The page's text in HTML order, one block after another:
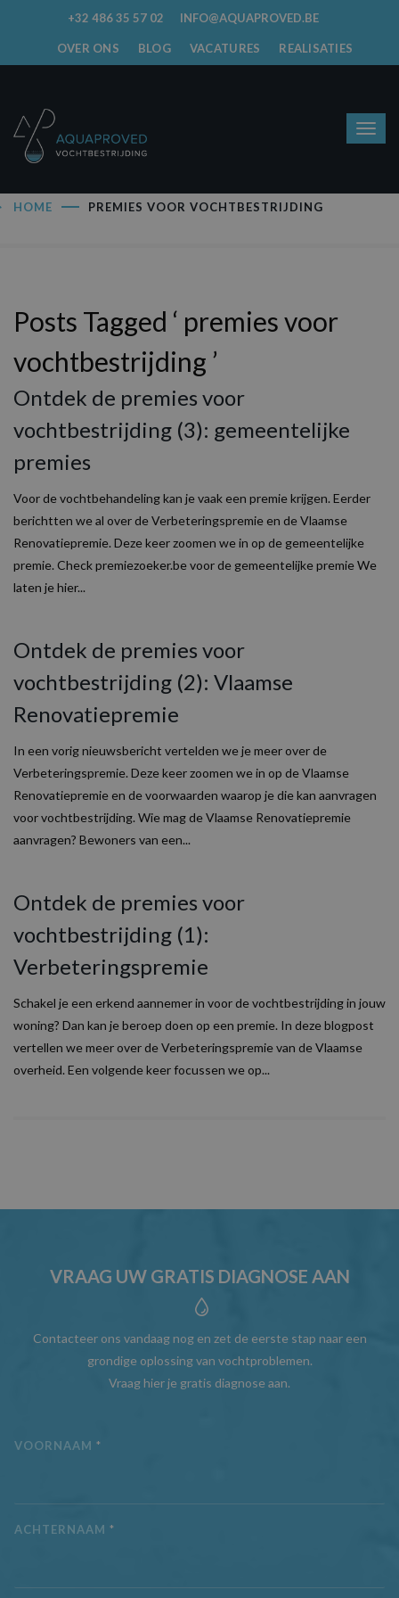
+32 486 35 57 02 INFO@AQUAPROVED.BE
OVER ONS BLOG VACATURES REALISATIES
HOME PREMIES VOOR VOCHTBESTRIJDING
Posts Tagged ‘ premies voor
vochtbestrijding ’
Ontdek de premies voor
vochtbestrijding (3): gemeentelijke
premies
Voor de vochtbehandeling kan je vaak een premie krijgen. Eerder
berichtten we al over de Verbeteringspremie en de Vlaamse
Renovatiepremie. Deze keer zoomen we in op de gemeentelijke
premie. Check premiezoeker.be voor de gemeentelijke premie We
laten je hier...
Ontdek de premies voor
vochtbestrijding (2): Vlaamse
Renovatiepremie
In een vorig nieuwsbericht vertelden we je meer over de
Verbeteringspremie. Deze keer zoomen we in op de Vlaamse
Renovatiepremie en de voorwaarden waarop je die kan aanvragen
voor vochtbestrijding. Wie mag de Vlaamse Renovatiepremie
aanvragen? Bewoners van een...
Ontdek de premies voor
vochtbestrijding (1):
Verbeteringspremie
Schakel je een erkend aannemer in voor de vochtbestrijding in jouw
woning? Dan kan je beroep doen op een premie. In deze blogpost
vertellen we meer over de Verbeteringspremie van de Vlaamse
overheid. Een volgende keer focussen we op...
VRAAG UW GRATIS DIAGNOSE AAN
Contacteer ons vandaag nog en zet de eerste stap naar een
grondige oplossing van vochtproblemen.
Vraag hier je gratis diagnose aan.
VOORNAAM *
ACHTERNAAM *